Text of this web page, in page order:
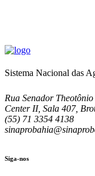
Sistema Nacional das
Rua Senador
Center II, Sala 407,
(55) 71 3354 4138
Siga-nos